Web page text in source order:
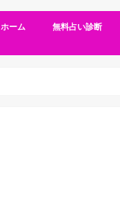
ホーム 無料占い診断